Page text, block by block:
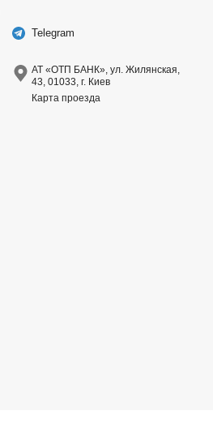
Telegram
АТ «ОТП БАНК», ул. Жилянская,
43, 01033, г. Киев
Карта проезда